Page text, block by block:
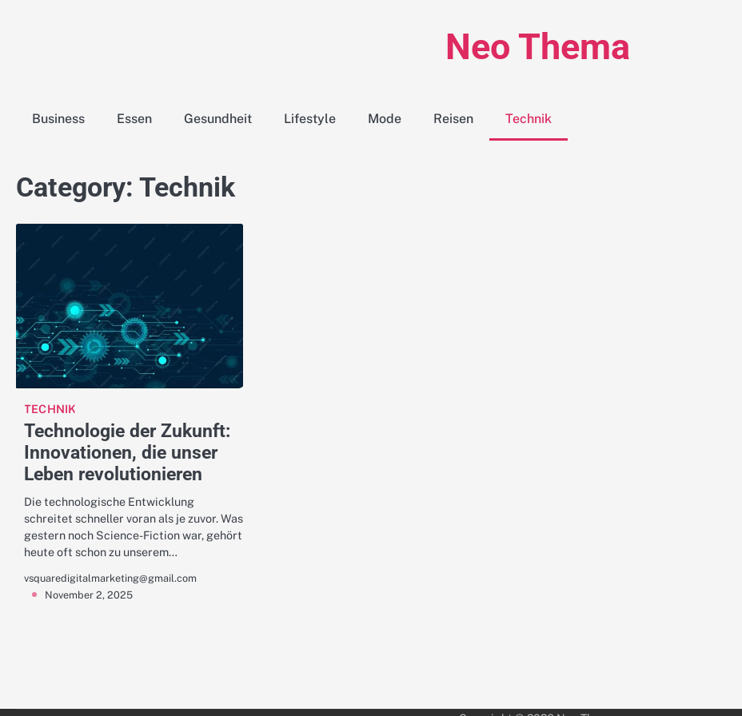
Neo Thema
Business Essen Gesundheit Lifestyle Mode Reisen Technik
Category: Technik
TECHNIK
Technologie der Zukunft:
Innovationen, die unser
Leben revolutionieren
Die technologische Entwicklung
schreitet schneller voran als je zuvor. Was
gestern noch Science-Fiction war, gehört
heute oft schon zu unserem…
vsquaredigitalmarketing@gmail.com
November 2, 2025